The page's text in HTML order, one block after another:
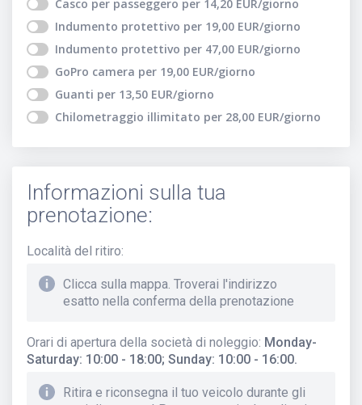
Casco per passeggero per 14,20 EUR/giorno
Indumento protettivo per 19,00 EUR/giorno
Indumento protettivo per 47,00 EUR/giorno
GoPro camera per 19,00 EUR/giorno
Guanti per 13,50 EUR/giorno
Chilometraggio illimitato per 28,00 EUR/giorno
Informazioni sulla tua
prenotazione:
Località del ritiro:
Clicca sulla mappa. Troverai l'indirizzo
esatto nella conferma della prenotazione
Orari di apertura della società di noleggio: Monday-
Saturday: 10:00 - 18:00; Sunday: 10:00 - 16:00.
Ritira e riconsegna il tuo veicolo durante gli